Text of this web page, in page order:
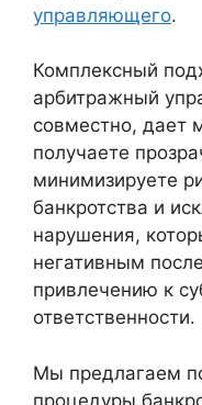
управляющего.
Комплексный
арбитражный
совместно, дает
получаете
минимизируете
банкротства и
нарушения,
негативным
привлечению к
ответственности.
Мы предлагаем
процедуры